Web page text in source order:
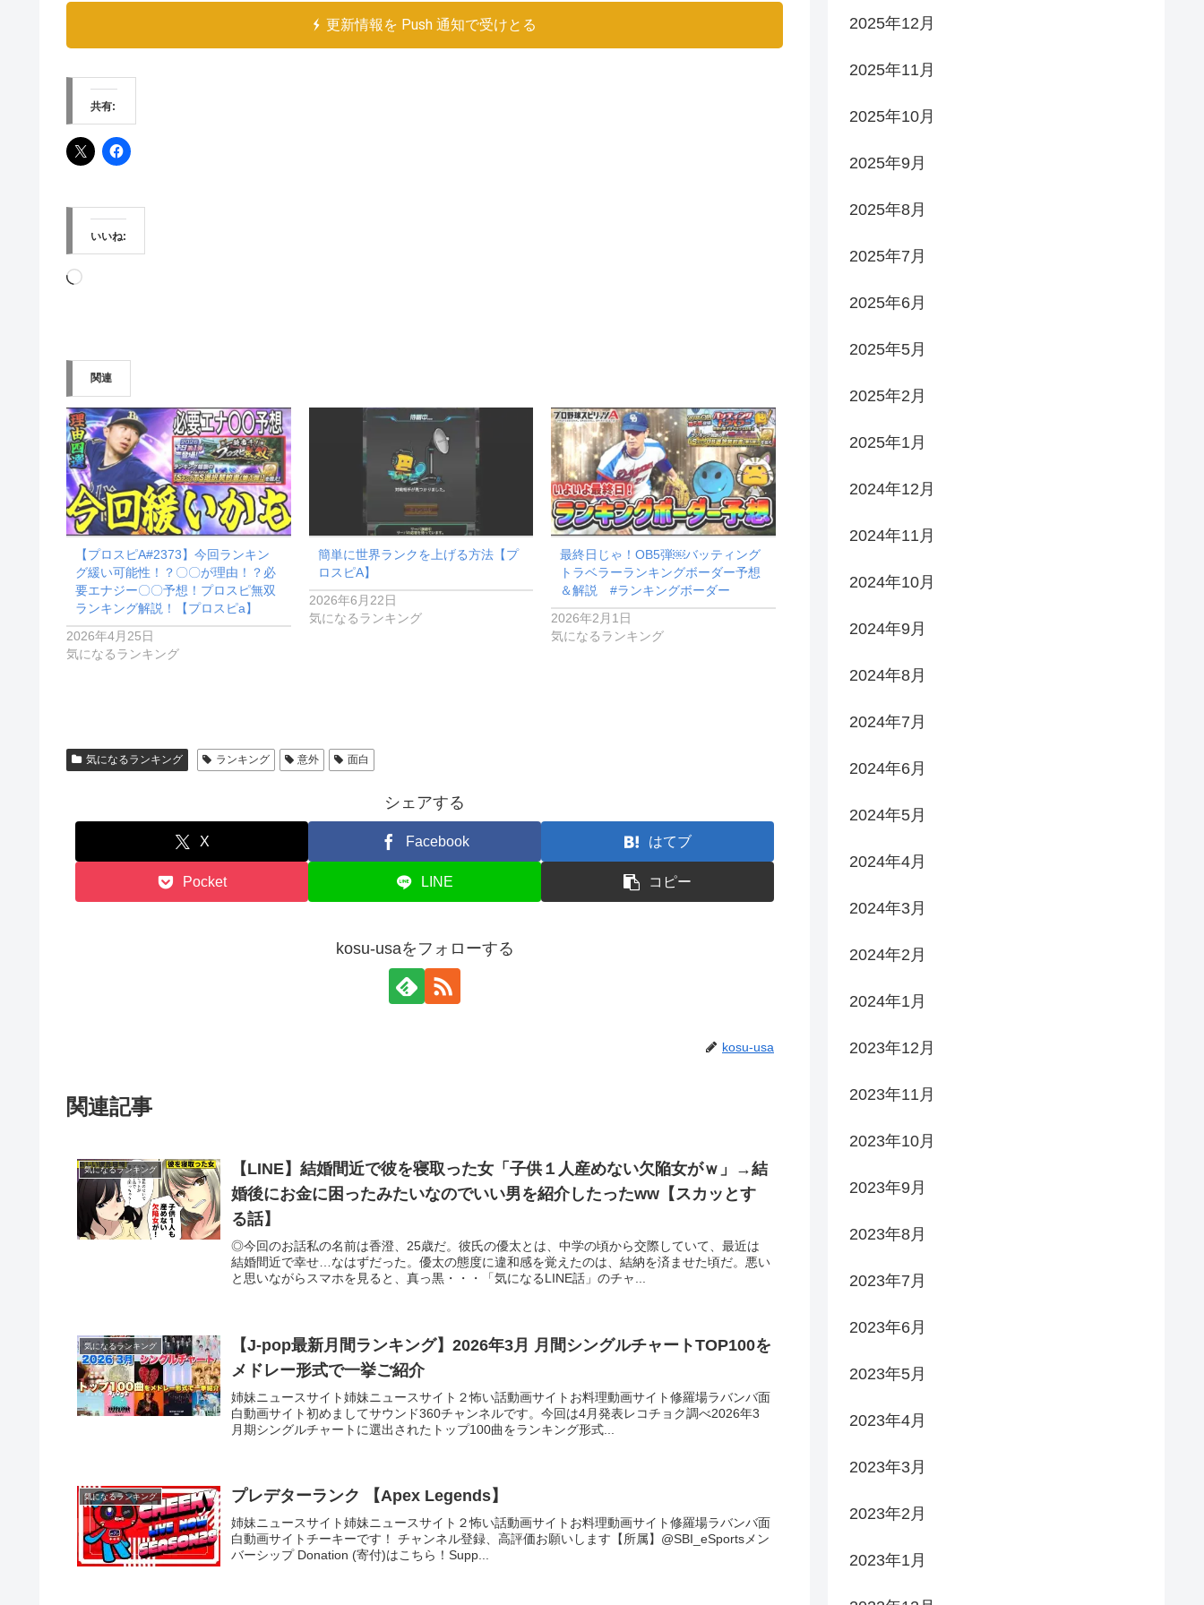
更新情報を Push 通知で受けとる
共有:
いいね:
読
み
中…
関連
【プロスピA#2373】今回ランキン
グ緩い可能性！？〇〇が理由！？必
要エナジー〇〇予想！プロスピ無双
ランキング解説！【プロスピa】
2026年4月25日
気になるランキング
簡単に世界ランクを上げる方法【プ
ロスピA】
2026年6月22日
気になるランキング
最終日じゃ！OB5弾￼バッティング
トラベラーランキングボーダー予想
＆解説 #ランキングボーダー
2026年2月1日
気になるランキング
気になるランキング ランキング 意外 面白
シェアする
X Facebook はてブ
Pocket LINE コピー
kosu-usaをフォローする
kosu-usa
関連記事
気になるランキング
【LINE】結婚間近で彼を寝取った女「子供１人産めない欠陥女がｗ」→結
婚後にお金に困ったみたいなのでいい男を紹介したったww【スカッとす
る話】
◎今回のお話私の名前は香澄、25歳だ。彼氏の優太とは、中学の頃から交際していて、最近は
結婚間近で幸せ…なはずだった。優太の態度に違和感を覚えたのは、結納を済ませた頃だ。悪い
と思いながらスマホを見ると、真っ黒・・・「気になるLINE話」のチャ...
気になるランキング
【J-pop最新月間ランキング】2026年3月 月間シングルチャートTOP100を
メドレー形式で一挙ご紹介
姉妹ニュースサイト姉妹ニュースサイト２怖い話動画サイトお料理動画サイト修羅場ラバンバ面
白動画サイト初めましてサウンド360チャンネルです。今回は4月発表レコチョク調べ2026年3
月期シングルチャートに選出されたトップ100曲をランキング形式...
気になるランキング プレデターランク 【Apex Legends】
姉妹ニュースサイト姉妹ニュースサイト２怖い話動画サイトお料理動画サイト修羅場ラバンバ面
白動画サイトチーキーです！ チャンネル登録、高評価お願いします【所属】@SBI_eSportsメン
バーシップ Donation (寄付)はこちら！Supp...
2025年12月
2025年11月
2025年10月
2025年9月
2025年8月
2025年7月
2025年6月
2025年5月
2025年2月
2025年1月
2024年12月
2024年11月
2024年10月
2024年9月
2024年8月
2024年7月
2024年6月
2024年5月
2024年4月
2024年3月
2024年2月
2024年1月
2023年12月
2023年11月
2023年10月
2023年9月
2023年8月
2023年7月
2023年6月
2023年5月
2023年4月
2023年3月
2023年2月
2023年1月